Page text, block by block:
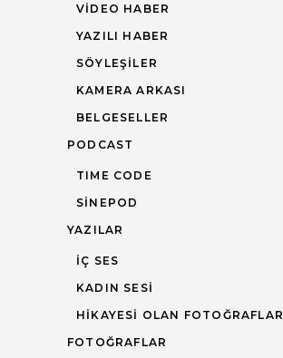
VIDEO HABER
YAZILI HABER
SÖYLEŞILER
KAMERA ARKASI
BELGESELLER
PODCAST
TIME CODE
SINEPOD
YAZILAR
İÇ SES
KADIN SESI
HIKAYESI OLAN FOTOĞRAFLAR
FOTOĞRAFLAR